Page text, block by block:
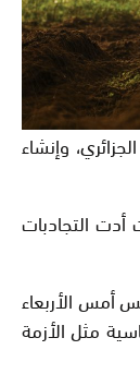
وإنشاء
التجادبات
أمس الأربعاء
مثل الأزمة